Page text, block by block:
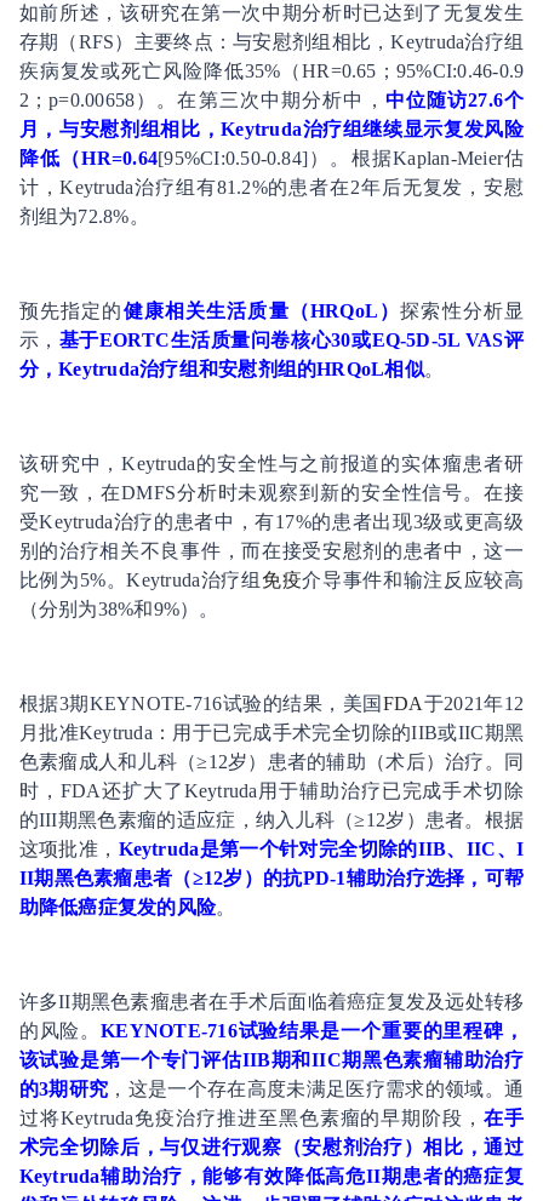
如前所述，该研究在第一次中期分析时已达到了无复发生
存期（RFS）主要终点：与安慰剂组相比，Keytruda治疗组
疾病复发或死亡风险降低35%（HR=0.65；95%CI:0.46-0.9
2；p=0.00658）。在第三次中期分析中， 中位随访27.6个
月，与安慰剂组相比，Keytruda治疗组继续显示复发风险
降低（HR=0.64[95%CI:0.50-0.84]）。根据Kaplan-Meier估
计，Keytruda治疗组有81.2%的患者在2年后无复发，安慰
剂组为72.8%。
预先指定的健康相关生活质量 （HRQoL）探索性分析显
示， 基于EORTC生活质量问卷核心30或EQ-5D-5L VAS评
分，Keytruda治疗组和安慰剂组的HRQoL相似。
该研究中，Keytruda的安全性与之前报道的实体瘤患者研
究一致，在DMFS分析时未观察到新的安全性信号。在接
受Keytruda治疗的患者中，有17%的患者出现3级或更高级
别的治疗相关不良事件，而在接受安慰剂的患者中，这一
比例为5%。Keytruda治疗组 免疫介导事件和输注反应较高
（分别为38%和9%）。
根据3期KEYNOTE-716试验的结果，美国 FDA于2021年12
月批准Keytruda：用于已完成手术完全切除的IIB或IIC期黑
色素瘤成人和儿科（≥12岁）患者的辅助（术后）治疗。同
时，FDA还扩大了Keytruda用于辅助治疗已完成手术切除
的III期黑色素瘤的适应症，纳入儿科（≥12岁）患者。根据
这项批准， Keytruda是第一个针对完全切除的IIB、IIC、I
II期黑色素瘤患者（≥12岁）的抗PD-1辅助治疗选择，可帮
助降低癌症复发的风险。
许多II期黑色素瘤患者在手术后面临着癌症复发及远处转移
的风险。KEYNOTE-716试验结果是一个重要的里程碑，
该试验是第一个专门评估IIB期和IIC期黑色素瘤辅助治疗
的3期研究 ，这是一个存在高度未满足医疗需求的领域。通
过将Keytruda免疫治疗推进至黑色素瘤的早期阶段，在手
术完全切除后，与仅进行观察（安慰剂治疗）相比，通过
Keytruda辅助治疗，能够有效降低高危II期患者的癌症复